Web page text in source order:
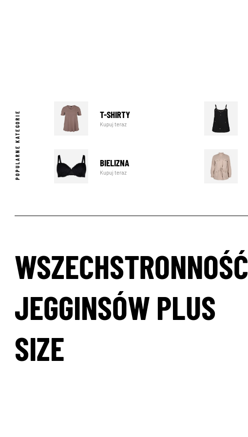
POPULARNE KATEGORIE T-SHIRTY
Kupuj teraz
BIELIZNA
Kupuj teraz
WSZECHSTRONNOŚĆ
JEGGINSÓW PLUS
SIZE